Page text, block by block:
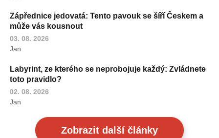
Zápřednice jedovatá: Tento pavouk se šíří Českem a
může vás kousnout
03. 08. 2026
Jan
Labyrint, ze kterého se neprobojuje každý: Zvládnete
toto pravidlo?
02. 08. 2026
Jan
Zobrazit další články